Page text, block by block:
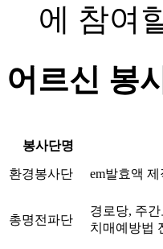
에 참여
어르신 봉
봉사단명
환경봉사단 em발효액
총명전파단
경로당, 주
치매예방법